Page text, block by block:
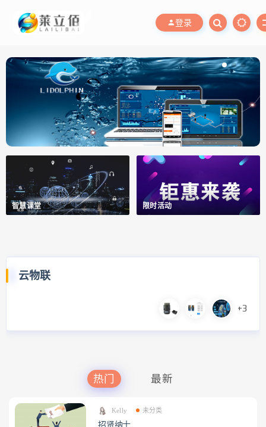
登录
智慧课堂 限时活动
云物联
+3
热门 最新
Kelly 未分类
招贤纳士